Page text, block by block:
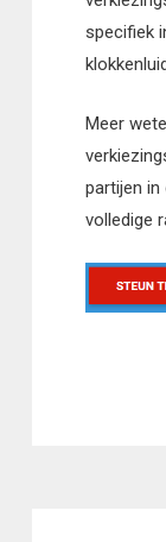
specifiek
Meer
partijen
volledige